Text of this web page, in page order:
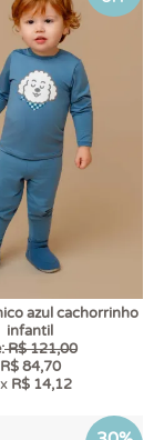
azul cachorrinho
infantil
R$ 121,00
R$ 84,70
R$ 14,12